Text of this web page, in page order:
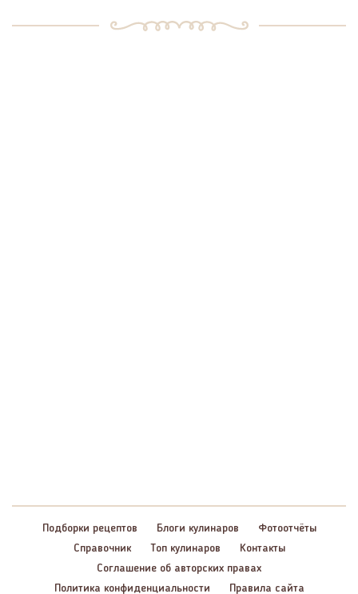
Подборки рецептов Блоги кулинаров
Фотоотчёты
Справочник
Топ кулинаров
Контакты
Соглашение об авторских правах
Политика конфиденциальности
Правила сайта